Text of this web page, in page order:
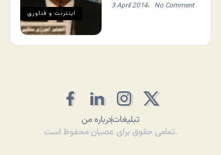
اينترنت و فناوری
3 April 2014 No Comment
درباره منتبلیغات
تمامی حقوق برای عصیان محفوظ است.